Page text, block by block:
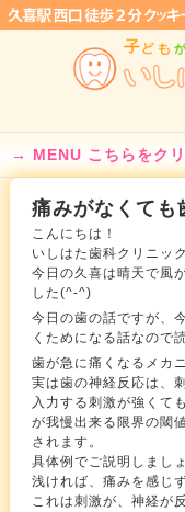
MENU こちらをク
痛みがなくても
こんにちは！
いしはた歯科クリニッ
今日の久喜は晴天で風
した(^-^)
今日の歯の話ですが、
くためになる話なので
歯が急に痛くなるメカ
実は歯の神経反応は、
入力する刺激が強くて
が我慢出来る限界の閾
されます。
具体例でご説明しまし
浅ければ、痛みを感じ
これは刺激が、神経が